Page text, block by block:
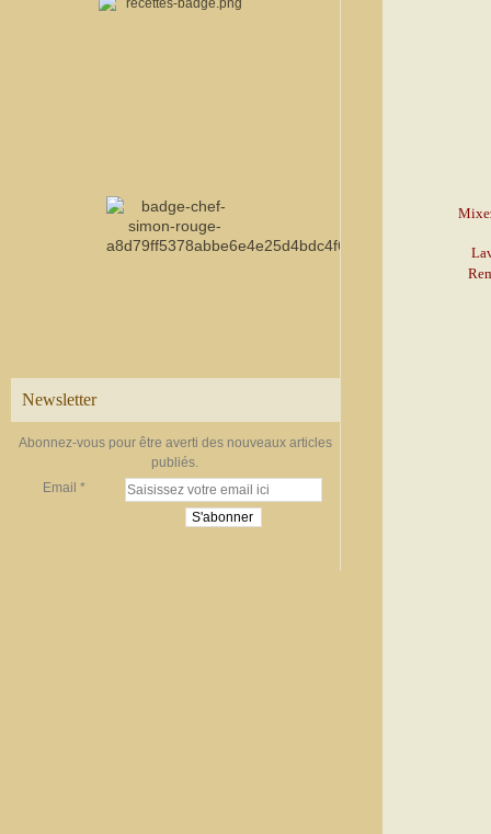
Newsletter
Abonnez-vous pour être averti des nouveaux articles
publiés.
Email